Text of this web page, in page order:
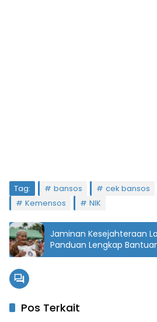
Tag: bansos cek bansos
Kemensos
NIK
Jaminan Kesejahteraan
Panduan Lengkap
Pemerintah
Pos Terkait